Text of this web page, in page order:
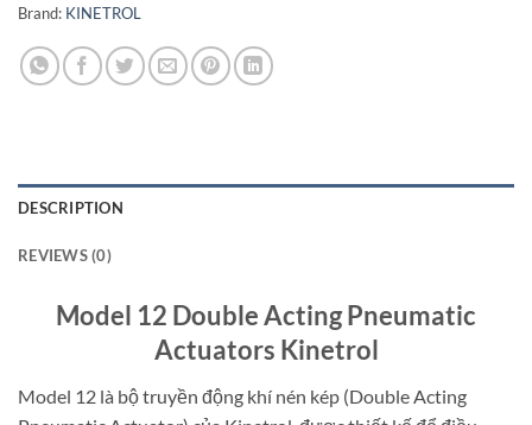
Brand: KINETROL
DESCRIPTION
REVIEWS (0)
Model 12 Double Acting Pneumatic
Actuators Kinetrol
Model 12 là bộ truyền động khí nén kép (Double Acting